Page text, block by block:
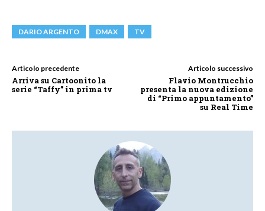
DARIO ARGENTO DMAX TV
Articolo precedente
Arriva su Cartoonito la
serie “Taffy” in prima tv
Articolo successivo
Flavio Montrucchio
presenta la nuova edizione
di “Primo appuntamento”
su Real Time